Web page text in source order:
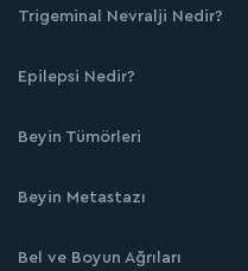
Trigeminal Nevralji Nedir?
Epilepsi Nedir?
Beyin Tümörleri
Beyin Metastazı
Bel ve Boyun Ağrıları